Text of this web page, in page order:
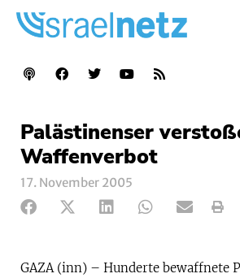
Palästinenser
Waffenverbot
17. November 2005
GAZA (inn) – Hunderte bewaffnete